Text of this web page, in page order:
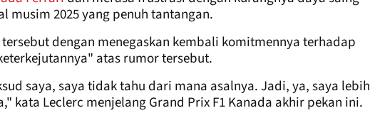
musim 2025 yang penuh tantangan.
dengan menegaskan kembali komitmennya terhadap
atas rumor tersebut.
saya, saya tidak tahu dari mana asalnya. Jadi, ya, saya lebih
kata Leclerc menjelang Grand Prix F1 Kanada akhir pekan ini.